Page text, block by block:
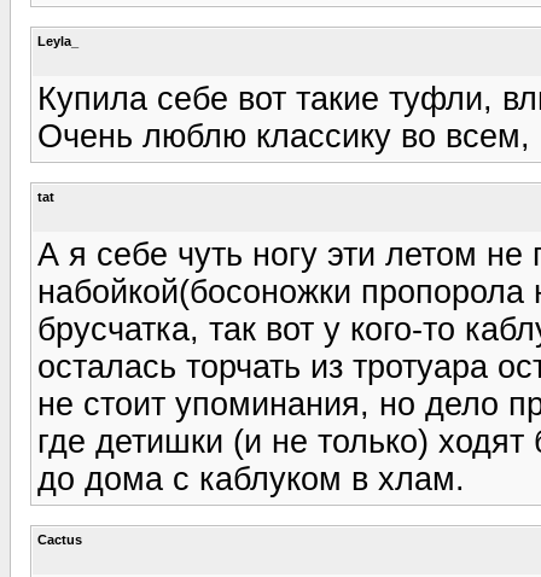
Leyla_
Купила себе вот такие туфли,
Очень люблю классику во
tat
А я себе чуть ногу эти летом
набойкой(босоножки пропорола
брусчатка, так вот у кого-то
осталась торчать из
не стоит упоминания, но дело
где детишки (и не только)
до дома с каблуком в хлам.
Cactus